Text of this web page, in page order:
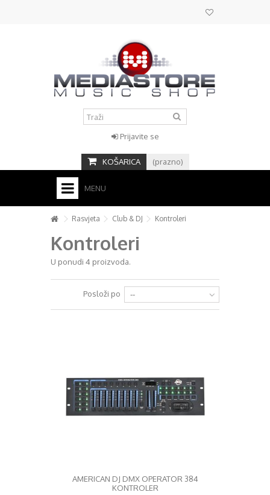
Prijavite se
KOŠARICA (prazno)
MENU
HOME
KONTAKT
STUDIO
+
+
KLAVIJATURE
BUBNJEVI
RASVJETA
KONTAKT
Rasvjeta Club & DJ Kontroleri
Kontroleri
U ponudi 4 proizvoda.
Posloži po --
AMERICAN DJ DMX OPERATOR 384
KONTROLER